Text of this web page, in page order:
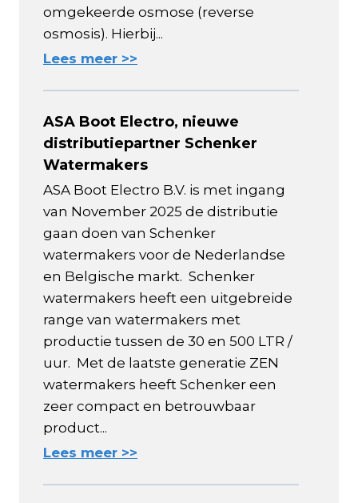
omgekeerde osmose (reverse
osmosis). Hierbij...
Lees meer >>
ASA Boot Electro, nieuwe
distributiepartner Schenker
Watermakers
ASA Boot Electro B.V. is met ingang
van November 2025 de distributie
gaan doen van Schenker
watermakers voor de Nederlandse
en Belgische markt. Schenker
watermakers heeft een uitgebreide
range van watermakers met
productie tussen de 30 en 500 LTR /
uur. Met de laatste generatie ZEN
watermakers heeft Schenker een
zeer compact en betrouwbaar
product...
Lees meer >>